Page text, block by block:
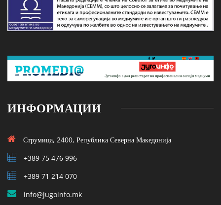
ИНФОРМАЦИИ
Струмица, 2400, Република Северна Македонија
+389 75 476 996
+389 71 214 070
info@jugoinfo.mk